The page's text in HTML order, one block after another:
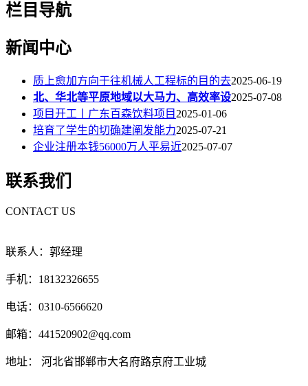
栏目导航
新闻中心
质上愈加方向于往机械人工程标的目的去2025-06-19
北、华北等平原地域以大马力、高效率设2025-07-08
项目开工丨广东百森饮料项目2025-01-06
培育了学生的切确建阐发能力2025-07-21
企业注册本钱56000万人平易近2025-07-07
联系我们
CONTACT US
联系人：郭经理
手机：18132326655
电话：0310-6566620
邮箱：441520902@qq.com
地址： 河北省邯郸市大名府路京府工业城